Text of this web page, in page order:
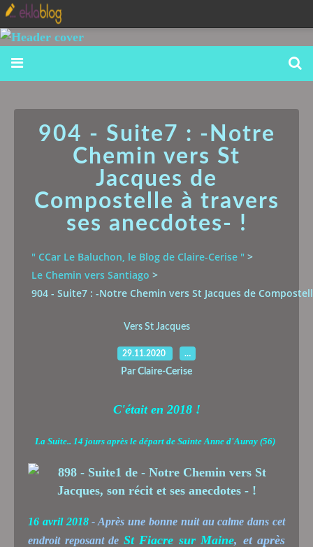
904 - Suite7 : -Notre
Chemin vers St
Jacques de
Compostelle à travers
ses anecdotes- !
" CCar Le Baluchon, le Blog de Claire-Cerise " >
Le Chemin vers Santiago >
904 - Suite7 : -Notre Chemin vers St Jacques de
Vers St Jacques
29.11.2020 …
Par Claire-Cerise
C'était en 2018 !
La Suite.. 14 jours après le départ de Sainte Anne d'Auray (56)
16 avril 2018- Après une bonne nuit au calme dans cet
endroit reposant de St Fiacre sur Maine, et après